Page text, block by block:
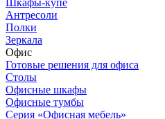
Шкафы-купе
Антресоли
Полки
Зеркала
Офис
Готовые решения для офиса
Столы
Офисные шкафы
Офисные тумбы
Серия «Офисная мебель»